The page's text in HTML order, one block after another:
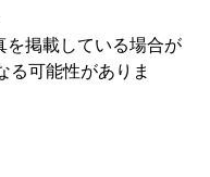
掲載している場合が
る可能性がありま